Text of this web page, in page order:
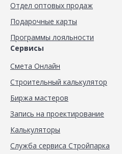
Отдел оптовых продаж
Подарочные карты
Программы лояльности
Сервисы
Смета Онлайн
Строительный калькулятор
Биржа мастеров
Запись на проектирование
Калькуляторы
Служба сервиса Стройпарка